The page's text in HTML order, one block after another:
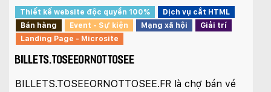
Thiết kế website độc quyền 100%
Dịch vụ cắt HTML
Bán hàng
Event - Sự kiện Mạng xã hội
Giải trí
Landing Page - Microsite
BILLETS.TOSEEORNOTTOSEE
BILLETS.TOSEEORNOTTOSEE.FR là chợ bán vé